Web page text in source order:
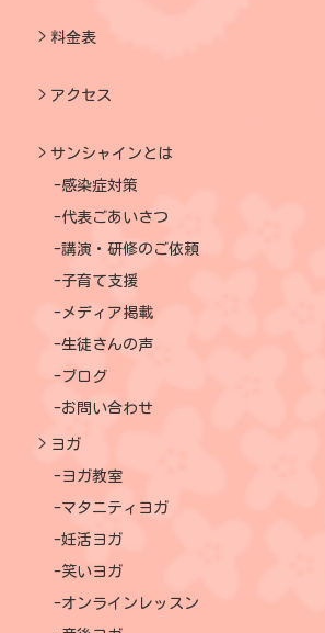
料金表
アクセス
サンシャインとは
感染症対策
代表ごあいさつ
講演・研修のご依頼
子育て支援
メディア掲載
生徒さんの声
ブログ
お問い合わせ
ヨガ
ヨガ教室
マタニティヨガ
妊活ヨガ
笑いヨガ
オンラインレッスン